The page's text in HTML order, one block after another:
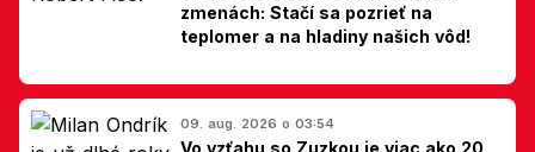
zmenách: Stačí sa pozrieť na
teplomer a na hladiny našich vôd!
09. aug. 2026 o 03:54
Vo vzťahu so Zuzkou je viac ako 20